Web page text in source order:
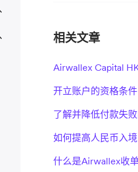
相关文章
Airwallex Capital
开立账户的资格条件
了解并降低付款失
如何提高人民币入
什么是Airwallex收